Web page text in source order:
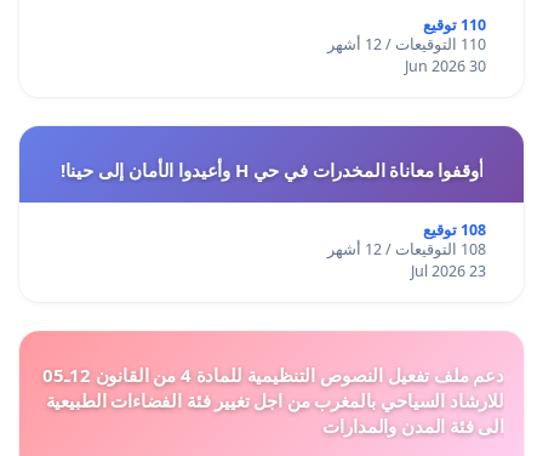
110 توقيع
110 التوقيعات / 12 أشهر
30 Jun 2026
أوقفوا معاناة المخدرات في حي H وأعيدوا الأمان إلى حينا!
108 توقيع
108 التوقيعات / 12 أشهر
23 Jul 2026
دعم ملف تفعيل النصوص التنظيمية للمادة 4 من القانون 12ـ05
للارشاد السياحي بالمغرب من اجل تغيير فئة الفضاءات الطبيعية
الى فئة المدن والمدارات